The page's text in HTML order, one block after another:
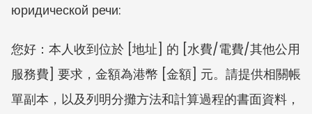
юридической речи:
您好：本人收到位於 [地址] 的 [水費/電費/其他公用
服務費] 要求，金額為港幣 [金額] 元。請提供相關帳
單副本，以及列明分攤方法和計算過程的書面資料，